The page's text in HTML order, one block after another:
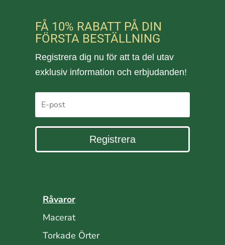
FÅ 10% RABATT PÅ DIN
FÖRSTA BESTÄLLNING
Registrera dig nu för att ta del utav
exklusiv information och erbjudanden!
Registrera
Råvaror
Macerat
Torkade Örter